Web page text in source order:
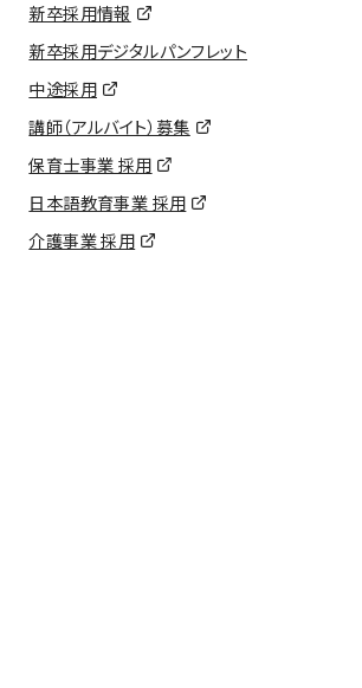
新卒採用情報
新卒採用デジタルパンフレット
中途採用
講師（アルバイト）募集
保育士事業 採用
日本語教育事業 採用
介護事業 採用